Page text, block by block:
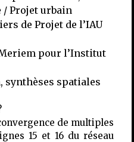
/ Projet urbain
de Projet de l’IAU
pour l’Institut
synthèses spatiales
de multiples
15 et 16 du réseau